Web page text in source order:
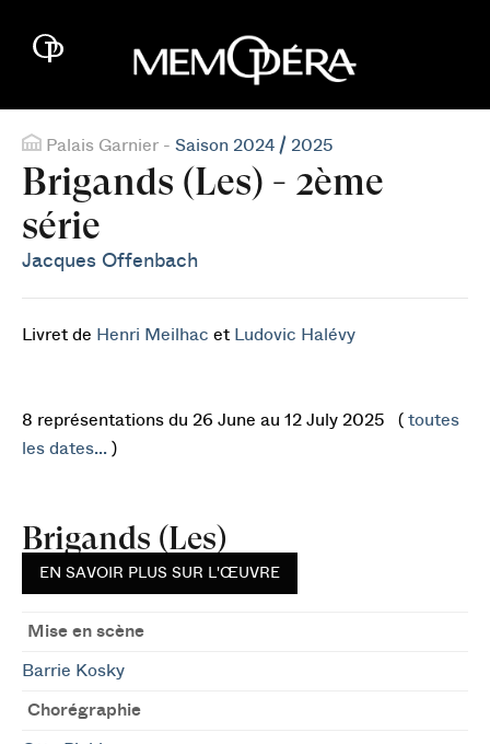
Palais Garnier - Saison 2024 / 2025
Brigands (Les) - 2ème
série
Jacques Offenbach
Livret de Henri Meilhac et Ludovic Halévy
8 représentations du 26 June au 12 July 2025 ( toutes
les dates... )
Brigands (Les)
EN SAVOIR PLUS SUR L'ŒUVRE
Mise en scène
Barrie Kosky
Chorégraphie